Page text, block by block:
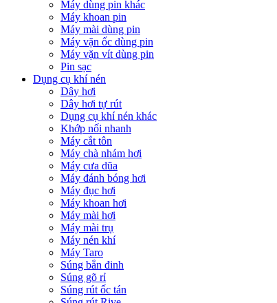
Máy dùng pin khác
Máy khoan pin
Máy mài dùng pin
Máy vặn ốc dùng pin
Máy vặn vít dùng pin
Pin sạc
Dụng cụ khí nén
Dây hơi
Dây hơi tự rút
Dụng cụ khí nén khác
Khớp nối nhanh
Máy cắt tôn
Máy chà nhám hơi
Máy cưa dũa
Máy đánh bóng hơi
Máy đục hơi
Máy khoan hơi
Máy mài hơi
Máy mài trụ
Máy nén khí
Máy Taro
Súng bắn đinh
Súng gõ rỉ
Súng rút ốc tán